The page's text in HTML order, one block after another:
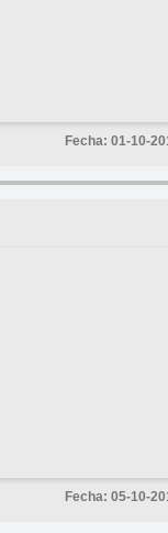
Fecha: 01-10-
Fecha: 05-10-